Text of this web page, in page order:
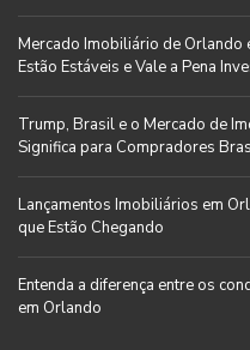
Mercado Imobiliário de Orlando
Estão Estáveis e Vale a Pena
Trump, Brasil e o Mercado de
Significa para Compradores
Lançamentos Imobiliários em
que Estão Chegando
Entenda a diferença entre os
em Orlando